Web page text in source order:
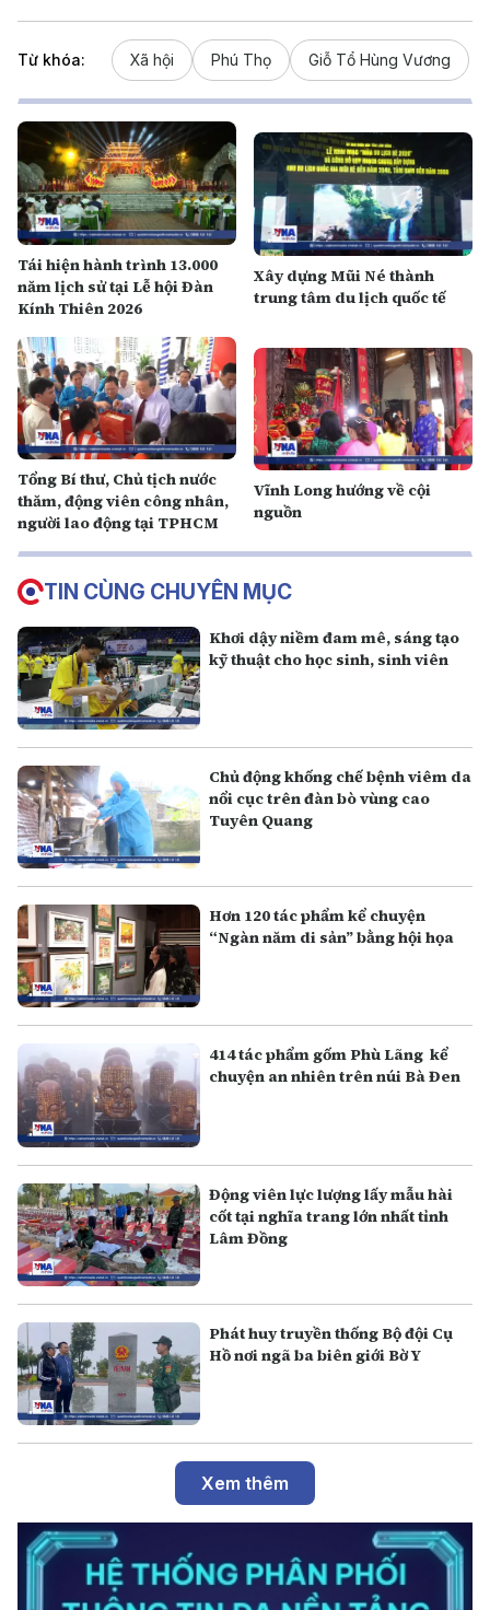
Từ khóa: Xã hội Phú Thọ Giỗ Tổ Hùng Vương
Tái hiện hành trình 13.000
năm lịch sử tại Lễ hội Đàn
Kính Thiên 2026
Xây dựng Mũi Né thành
trung tâm du lịch quốc tế
Tổng Bí thư, Chủ tịch nước
thăm, động viên công nhân,
người lao động tại TPHCM
Vĩnh Long hướng về cội
nguồn
TIN CÙNG CHUYÊN MỤC
Khơi dậy niềm đam mê, sáng tạo
kỹ thuật cho học sinh, sinh viên
Chủ động khống chế bệnh viêm da
nổi cục trên đàn bò vùng cao
Tuyên Quang
Hơn 120 tác phẩm kể chuyện
“Ngàn năm di sản” bằng hội họa
414 tác phẩm gốm Phù Lãng kể
chuyện an nhiên trên núi Bà Đen
Động viên lực lượng lấy mẫu hài
cốt tại nghĩa trang lớn nhất tỉnh
Lâm Đồng
Phát huy truyền thống Bộ đội Cụ
Hồ nơi ngã ba biên giới Bờ Y
Xem thêm